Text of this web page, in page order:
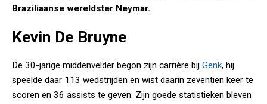
Braziliaanse wereldster Neymar.
Kevin De Bruyne
De 30-jarige middenvelder begon zijn carrière bij Genk, hij
speelde daar 113 wedstrijden en wist daarin zeventien keer te
scoren en 36 assists te geven. Zijn goede statistieken bleven